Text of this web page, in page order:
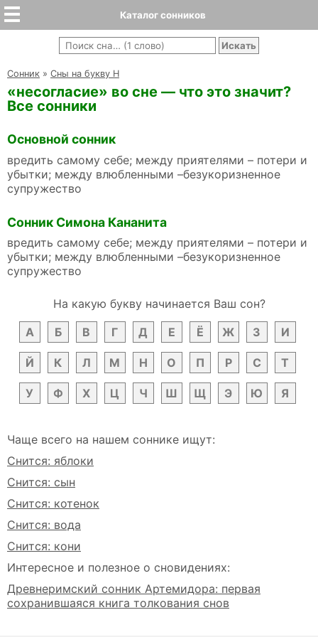
Каталог сонников
Cонник » Сны на букву Н
«несогласие» во сне — что это значит?
Все сонники
Основной сонник
вредить самому себе; между приятелями – потери и
убытки; между влюбленными –безукоризненное
супружество
Сонник Симона Кананита
вредить самому себе; между приятелями – потери и
убытки; между влюбленными –безукоризненное
супружество
На какую букву начинается Ваш сон?
А
Б В Г Д Е Ё Ж З И
Й К Л М Н О П Р С Т
У Ф Х Ц Ч Ш Щ Э Ю Я
Чаще всего на нашем соннике ищут:
Снится: яблоки
Снится: сын
Снится: котенок
Снится: вода
Снится: кони
Интересное и полезное о сновидениях:
Древнеримский сонник Артемидора: первая
сохранившаяся книга толкования снов